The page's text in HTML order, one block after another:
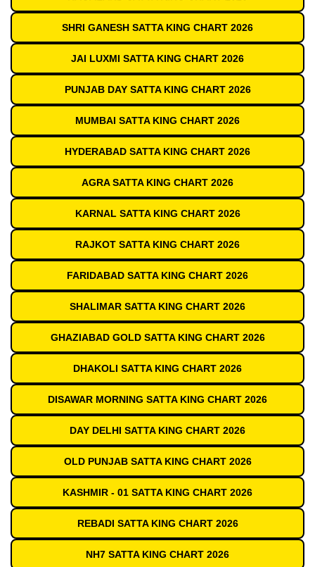
SHRI GANESH SATTA KING CHART 2026
JAI LUXMI SATTA KING CHART 2026
PUNJAB DAY SATTA KING CHART 2026
MUMBAI SATTA KING CHART 2026
HYDERABAD SATTA KING CHART 2026
AGRA SATTA KING CHART 2026
KARNAL SATTA KING CHART 2026
RAJKOT SATTA KING CHART 2026
FARIDABAD SATTA KING CHART 2026
SHALIMAR SATTA KING CHART 2026
GHAZIABAD GOLD SATTA KING CHART 2026
DHAKOLI SATTA KING CHART 2026
DISAWAR MORNING SATTA KING CHART 2026
DAY DELHI SATTA KING CHART 2026
OLD PUNJAB SATTA KING CHART 2026
KASHMIR - 01 SATTA KING CHART 2026
REBADI SATTA KING CHART 2026
NH7 SATTA KING CHART 2026